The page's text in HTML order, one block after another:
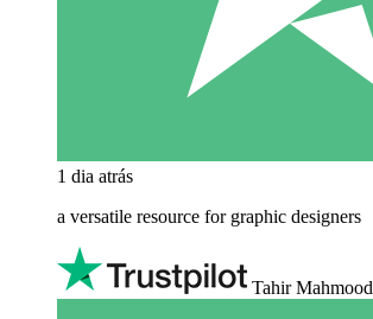
1 dia atrás
a versatile resource for graphic designers
Tahir Mahmood